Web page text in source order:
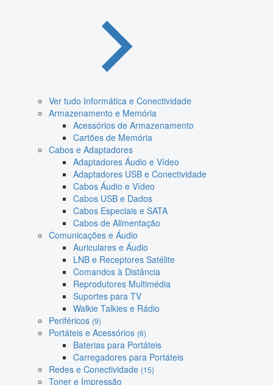
Ver tudo Informática e Conectividade
Armazenamento e Memória
Acessórios de Armazenamento
Cartões de Memória
Cabos e Adaptadores
Adaptadores Áudio e Vídeo
Adaptadores USB e Conectividade
Cabos Áudio e Vídeo
Cabos USB e Dados
Cabos Especiais e SATA
Cabos de Alimentação
Comunicações e Áudio
Auriculares e Áudio
LNB e Receptores Satélite
Comandos à Distância
Reprodutores Multimédia
Suportes para TV
Walkie Talkies e Rádio
Periféricos (9)
Portáteis e Acessórios (6)
Baterias para Portáteis
Carregadores para Portáteis
Redes e Conectividade (15)
Toner e Impressão